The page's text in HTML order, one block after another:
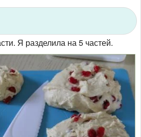
Я разделила на 5 частей.